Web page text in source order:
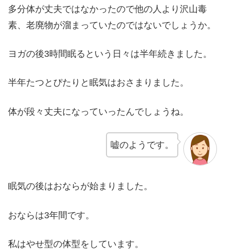
多分体が丈夫ではなかったので他の人より沢山毒
素、老廃物が溜まっていたのではないでしょうか。
ヨガの後3時間眠るという日々は半年続きました。
半年たつとぴたりと眠気はおさまりました。
体が段々丈夫になっていったんでしょうね。
嘘のようです。
眠気の後はおならが始まりました。
おならは3年間です。
私はやせ型の体型をしています。